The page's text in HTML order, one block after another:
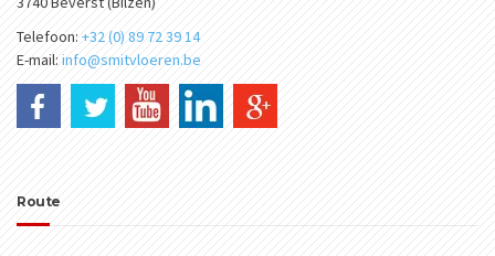
Telefoon: +32 (0) 89 72 39 14
E-mail: info@smitvloeren.be
Route